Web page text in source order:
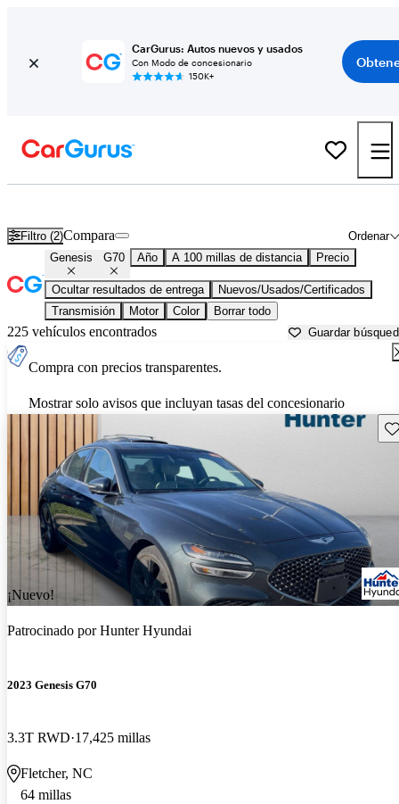
CarGurus: Autos nuevos y usados
Con Modo de concesionario
150K+
Filtro (2) Ordenar
Compara
Genesis G70 Año A 100 millas de distancia Precio
Ocultar resultados de entrega
Nuevos/Usados/Certificados
Transmisión
Motor Color Borrar todo
225 vehículos encontrados Guardar
Compra con precios transparentes.
Mostrar solo avisos que incluyan tasas del concesionario
¡Nuevo!
Patrocinado porHunter Hyundai
2023 Genesis G70
3.3T RWD 17,425 millas
Fletcher, NC
64 millas